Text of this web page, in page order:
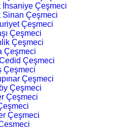
İhsaniye Çeşmeci
Sinan Çeşmeci
Çeşmeci
Çeşmeci
Çeşmeci
Çeşmeci
Çeşmeci
Çeşmeci
Çeşmeci
Çeşmeci
Çeşmeci
Çeşmeci